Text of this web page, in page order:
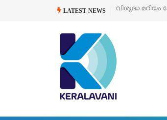
LATEST NEWS
സമർപ്പണ തിരുനാൾ ഓഗസ്റ്റ് 5 –‘പെറ്റൽസ്’